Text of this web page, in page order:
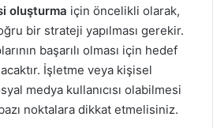
oluşturma için öncelikli olarak,
bir strateji yapılması gerekir.
başarılı olması için hedef
İşletme veya kişisel
medya kullanıcısı olabilmesi
noktalara dikkat etmelisiniz.